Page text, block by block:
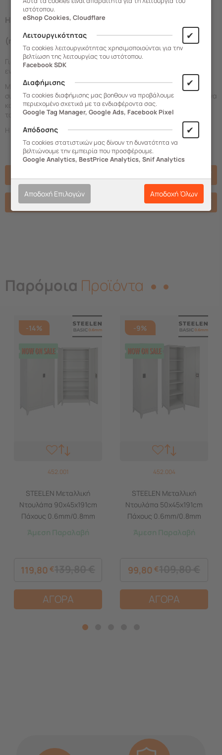
Η ντουλάπα διαθέτειτζάμι με ημιδιάφανη αμμοβολή
(ribbed blurry glass) .
Για την απόλυτη προστασία σας, το προϊόν παραδίδεται σε
ενισχυμένη συσκευασία υψηλών προδιαγραφών.
Μεγάλο πλεονέκτημά της είναι ότι δεν παραδίδεται
συναρμολογημένη, αλλά σε μορφή επίπεδης συσκευασίας, ώστε να
καταλαμβάνει τον ελάχιστο δυνατό όγκο και να μεταφέρεται με
τον πιο εύκολο και οικονομικό τρόπο
Η συσκευασία περιλαμβάνει εγχειρίδιο συναρμολόγησης.
Χαρακτηριστικά
Παρόμοια Προϊόντα
-14%
452.001
STEELEN Μεταλλική
Ντουλάπα 90x45x191cm
Πάχους 0.6mm/0.8mm
(πάτωμα) Γαλβανιζέ με 4
Άμεση Παραλαβή
119,80 €
ΑΓΟΡΑ
-9%
452.004
STEELEN Μεταλλική
Ντουλάπα 50x45x191cm
Πάχους 0.6mm/0.8mm
(πάτωμα) Γαλβανιζέ με 4
Άμεση Παραλαβή
99,80 €
ΑΓΟΡΑ
ιστότοπου.
eShop Cookies, Cloudflare
Λειτουργικότητας ✔
Τα cookies λειτουργικότητας χρησιμοποιούνται για την
βελτίωση της λειτουργίας του ιστότοπου.
Facebook SDK
Διαφήμισης ✔
Τα cookies διαφήμισης μας βοηθουν να προβάλουμε
περιεχομένο σχετικά με τα ενδιαφέροντα σας.
Google Tag Manager, Google Ads, Facebook Pixel
Απόδοσης ✔
Τα cookies στατιστικών μας δίνουν τη δυνατότητα να
βελτιώνουμε την εμπειρία που προσφέρουμε.
Google Analytics, BestPrice Analytics, Snif Analytics
Αποδοχή Επιλογών Αποδοχή Όλων